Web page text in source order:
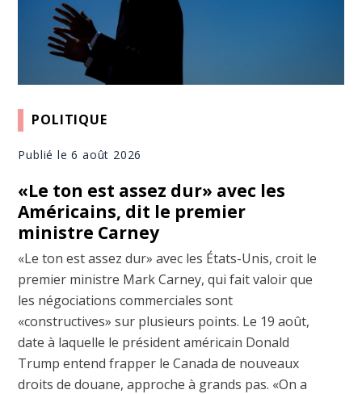
POLITIQUE
Publié le 6 août 2026
«Le ton est assez dur» avec les
Américains, dit le premier
ministre Carney
«Le ton est assez dur» avec les États-Unis, croit le
premier ministre Mark Carney, qui fait valoir que
les négociations commerciales sont
«constructives» sur plusieurs points. Le 19 août,
date à laquelle le président américain Donald
Trump entend frapper le Canada de nouveaux
droits de douane, approche à grands pas. «On a